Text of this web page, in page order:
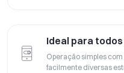
Ideal para
Operação simples
facilmente diversas